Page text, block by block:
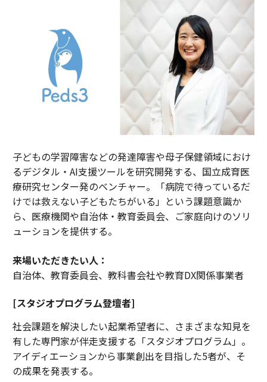
子どもの学習障害などの発達障害や母子保健領域におけ
るデジタル・AI支援ツールを研究開発する、国立成育医
療研究センター発のベンチャー。「病院で待っているだ
けでは救えない子どもたちがいる」という課題意識か
ら、医療機関や自治体・教育委員会、ご家庭向けのソリ
ューションを提供する。
来場いただきたい人：
自治体、教育委員会、教科書会社や教育DX関係事業者
[スタジオプログラム登壇者]
社会課題を解決したい起業希望者に、さまざまな知見を
有した専門家が伴走支援する「スタジオプログラム」。
アイディエーションから事業創出を目指した5者が、そ
の成果を発表する。